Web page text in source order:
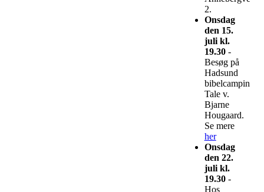
2.
Onsdag
den 15.
juli kl.
19.30-
Besøg på
Hadsund
bibelcamping.
Tale v.
Bjarne
Hougaard.
Se mere
her
Onsdag
den 22.
juli kl.
19.30-
Hos